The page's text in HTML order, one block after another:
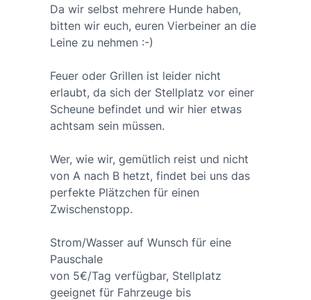
Da wir selbst mehrere Hunde haben,
bitten wir euch, euren Vierbeiner an die
Leine zu nehmen :-)
Feuer oder Grillen ist leider nicht
erlaubt, da sich der Stellplatz vor einer
Scheune befindet und wir hier etwas
achtsam sein müssen.
Wer, wie wir, gemütlich reist und nicht
von A nach B hetzt, findet bei uns das
perfekte Plätzchen für einen
Zwischenstopp.
Strom/Wasser auf Wunsch für eine
Pauschale
von 5€/Tag verfügbar, Stellplatz
geeignet für Fahrzeuge bis